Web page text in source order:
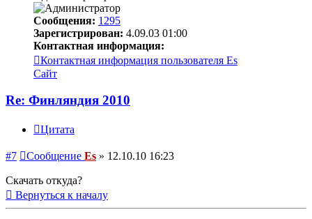
Сообщения: 1295
Зарегистрирован: 4.09.03 01:00
Контактная информация:
Контактная информация пользователя Es
Сайт
Re: Финляндия 2010
Цитата
#7 Сообщение Es » 12.10.10 16:23
Скачать откуда?
Вернуться к началу